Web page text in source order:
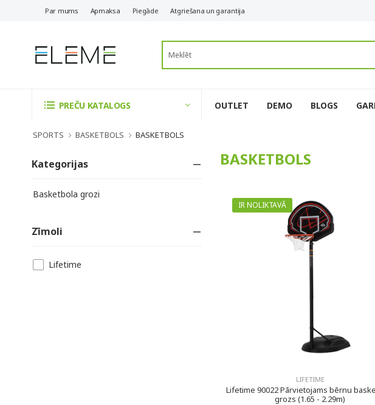
Par mums Apmaksa Piegāde Atgriešana un garantija
PREČU KATALOGS OUTLET DEMO BLOGS
SPORTS BASKETBOLS BASKETBOLS
Kategorijas
Basketbola grozi
Zīmoli
Lifetime
BASKETBOLS
IR NOLIKTAVĀ
LIFETIME
Lifetime 90022 Pārvietojams bērnu
grozs (1.65 - 2.29m)